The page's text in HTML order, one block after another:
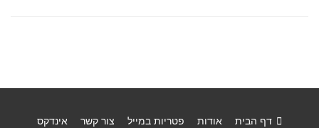
דף הבית אודות פטריות במייל צור קשר
אינדקס